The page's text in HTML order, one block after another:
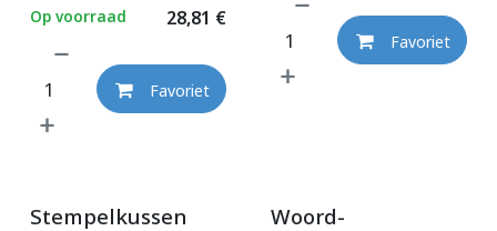
28,81 €
Op voorraad
Favoriet
Favoriet
Stempelkussen
Woord-